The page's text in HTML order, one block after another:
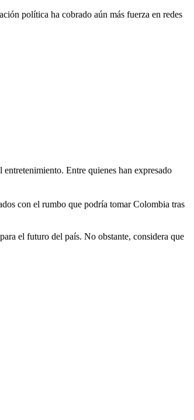
política ha cobrado aún más fuerza en redes
Entre quienes han expresado
con el rumbo que podría tomar Colombia tras
el futuro del país. No obstante, considera que